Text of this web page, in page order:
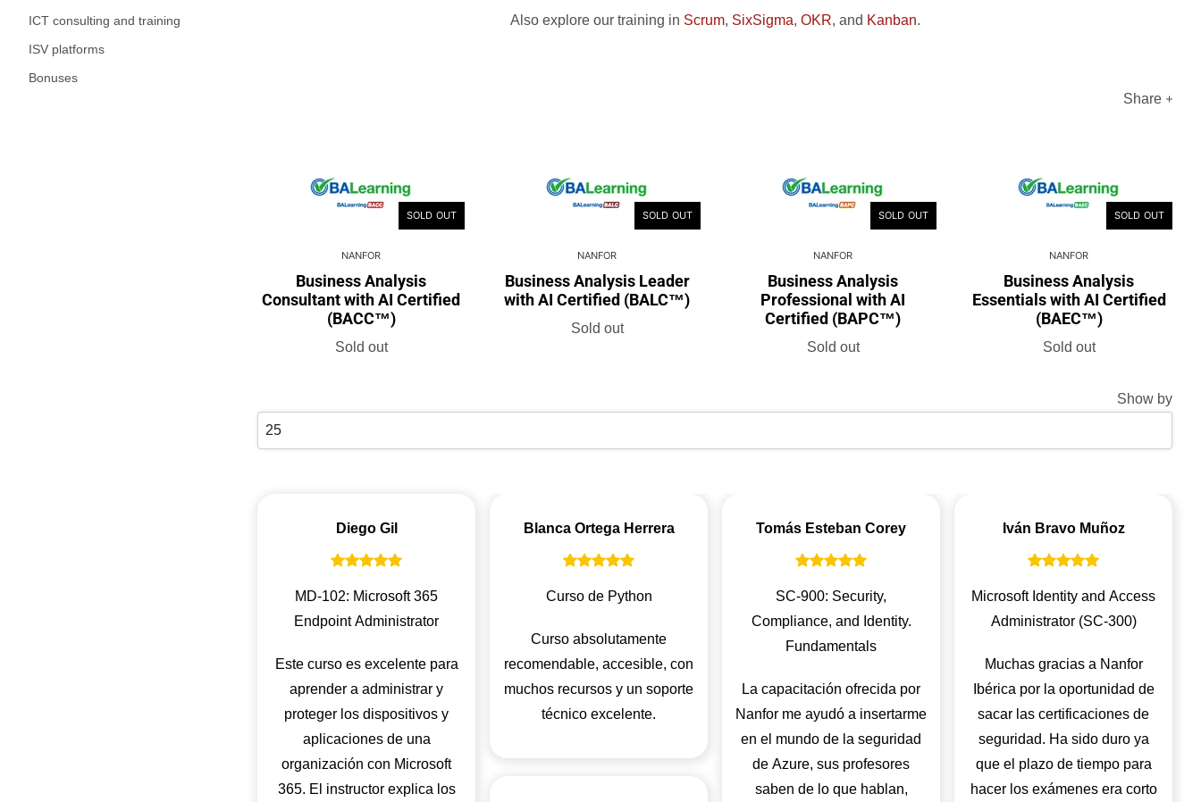
Also explore our training in Scrum, SixSigma, OKR, and Kanban.
Share
SOLD OUT
NANFOR
Business Analysis
Consultant with AI Certified
(BACC™)
Sold out
SOLD OUT
NANFOR
Business Analysis Leader
with AI Certified (BALC™)
Sold out
SOLD OUT
NANFOR
Business Analysis
Professional with AI
Certified (BAPC™)
Sold out
SOLD OUT
NANFOR
Business Analysis
Essentials with AI Certified
(BAEC™)
Sold out
Show by
Diego Gil
MD-102: Microsoft 365
Endpoint Administrator
Este curso es excelente para
aprender a administrar y
proteger los dispositivos y
aplicaciones de una
organización con Microsoft
365. El instructor explica los
Blanca Ortega Herrera
Curso de Python
Curso absolutamente
recomendable, accesible, con
muchos recursos y un soporte
técnico excelente.
Tomás Esteban Corey
SC-900: Security,
Compliance, and Identity.
Fundamentals
La capacitación ofrecida por
Nanfor me ayudó a insertarme
en el mundo de la seguridad
de Azure, sus profesores
saben de lo que hablan,
Iván Bravo Muñoz
Microsoft Identity and Access
Administrator (SC-300)
Muchas gracias a Nanfor
Ibérica por la oportunidad de
sacar las certificaciones de
seguridad. Ha sido duro ya
que el plazo de tiempo para
hacer los exámenes era corto
ICT consulting and training
ISV platforms
Bonuses